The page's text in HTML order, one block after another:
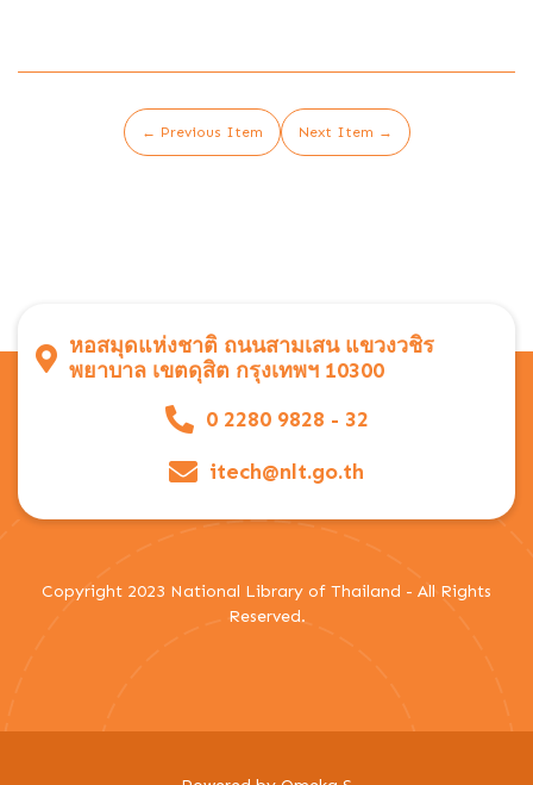
← Previous Item Next Item →
หอสมุดแห่งชาติ ถนนสามเสน แขวงวชิร
พยาบาล เขตดุสิต กรุงเทพฯ 10300
0 2280 9828 - 32
itech@nlt.go.th
Copyright 2023 National Library of Thailand - All Rights
Reserved.